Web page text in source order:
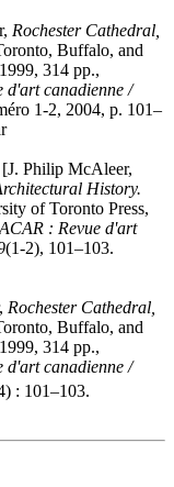
Rochester Cathedral,
Buffalo, and
314 pp.,
d'art canadienne /
1-2, 2004, p. 101–
Philip McAleer,
History.
of Toronto Press,
: Revue d'art
(1-2), 101–103.
Rochester Cathedral,
Buffalo, and
314 pp.,
d'art canadienne /
: 101–103.